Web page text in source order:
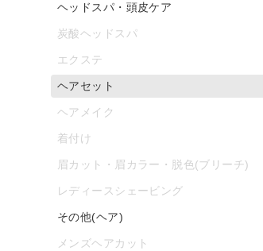
ヘッドスパ・頭皮ケア
炭酸ヘッドスパ
エクステ
ヘアセット
ヘアメイク
着付け
眉カット・眉カラー・脱色(ブリーチ)
レディースシェービング
その他(ヘア)
メンズヘアカット